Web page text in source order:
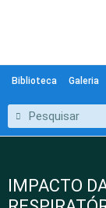
Biblioteca Galeria
IMPACTO